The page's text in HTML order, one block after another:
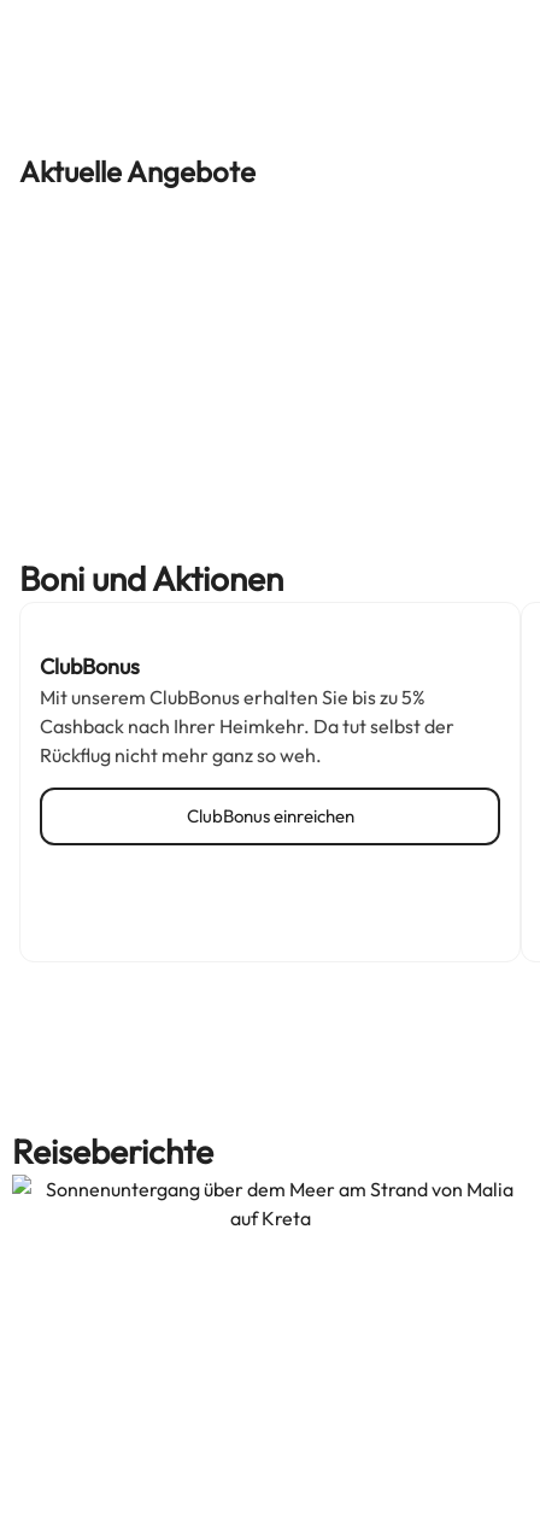
Aktuelle Angebote
Boni und Aktionen
ClubBonus
Mit unserem ClubBonus erhalten Sie bis zu 5%
Cashback nach Ihrer Heimkehr. Da tut selbst der
Rückflug nicht mehr ganz so weh.
ClubBonus einreichen
Reiseberichte